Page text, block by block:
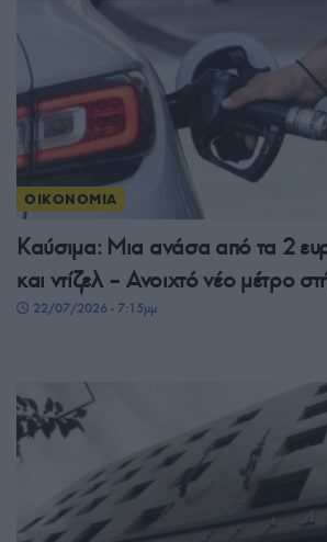
ΟΙΚΟΝΟΜΙΑ
Καύσιμα: Μια ανάσα από τα 2
και ντίζελ – Ανοιχτό νέο μέτρο
22/07/2026 - 7:15μμ